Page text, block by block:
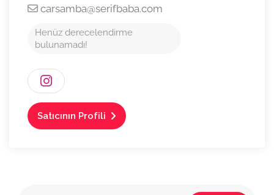
carsamba@serifbaba.com
Henüz derecelendirme
bulunamadı!
Satıcının Profili